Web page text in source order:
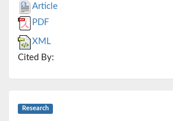
Article
PDF
XML
Cited By:
Research